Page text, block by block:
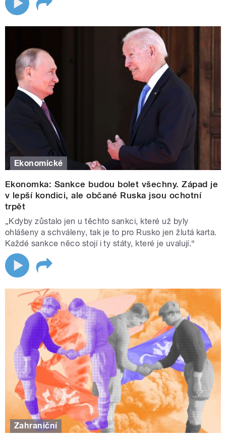
Ekonomické
Ekonomka: Sankce budou bolet všechny. Západ je
v lepší kondici, ale občané Ruska jsou ochotní
trpět
„Kdyby zůstalo jen u těchto sankci, které už byly
ohlášeny a schváleny, tak je to pro Rusko jen žlutá karta.
Každé sankce něco stojí i ty státy, které je uvalují.“
Zahraniční